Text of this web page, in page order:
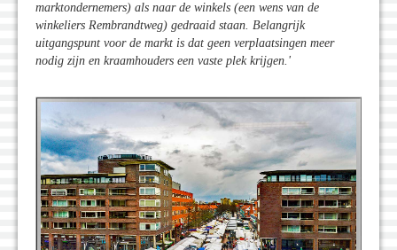
marktondernemers) als naar de winkels (een wens van de
winkeliers Rembrandtweg) gedraaid staan. Belangrijk
uitgangspunt voor de markt is dat geen verplaatsingen meer
nodig zijn en kraamhouders een vaste plek krijgen.'